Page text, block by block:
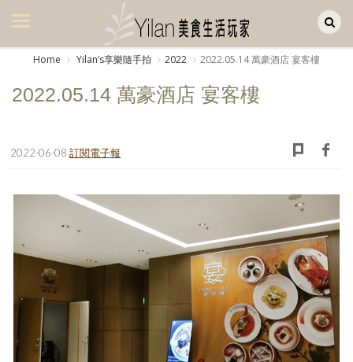
美食集
日記簿
餐桌週記
享樂隨手拍
Home Yilanʼs享樂隨手拍 2022 2022.05.14 萬豪酒店 宴客樓
2022.05.14 萬豪酒店 宴客樓
2022-06-08 訂閱電子報